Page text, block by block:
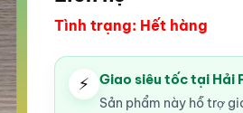
Tình trạng: Hết hàng
⚡ Giao siêu tốc tại Hải
Sản phẩm này hỗ trợ